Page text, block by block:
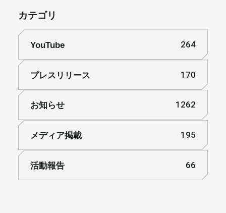
カテゴリ
YouTube 264
プレスリリース 170
お知らせ 1262
メディア掲載 195
活動報告 66